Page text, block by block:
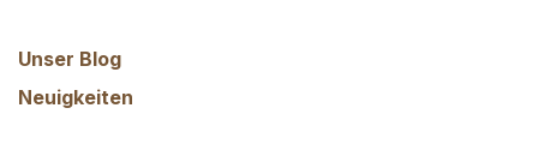
Unser Blog
Neuigkeiten